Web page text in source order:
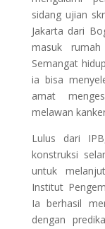
sidang ujian
Jakarta dari
masuk
Semangat
ia bisa
amat
melawan
Lulus dari
konstruksi
untuk
Institut
Ia berhasil
dengan